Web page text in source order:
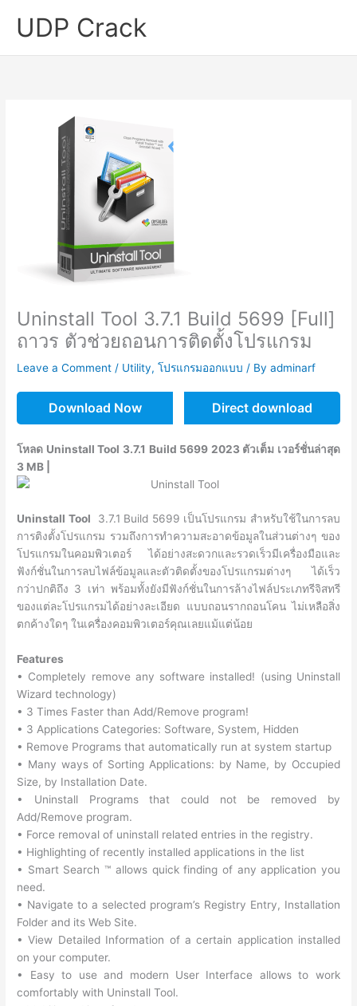
UDP Crack
Uninstall Tool 3.7.1 Build 5699 [Full]
ถาวร ตัวช่วยถอนการติดตั้งโปรแกรม
Leave a Comment / Utility,โปรแกรมออกแบบ / Byadminarf
Download Now Direct download
โหลด Uninstall Tool 3.7.1 Build 5699 2023 ตัวเต็ม เวอร์ชั่นล่าสุด
3 MB |
Uninstall Tool 3.7.1 Build 5699 เป็นโปรแกรม สำหรับใช้ในการลบ
การติงตั้งโปรแกรม รวมถึงการทำความสะอาดข้อมูลในส่วนต่างๆ ของ
โปรแกรมในคอมพิวเตอร์ ได้อย่างสะดวกและรวดเร็วมีเครื่องมือและ
ฟังก์ชั่นในการลบไฟล์ข้อมูลและตัวติดตั้งของโปรแกรมต่างๆ ได้เร็ว
กว่าปกติถึง 3 เท่า พร้อมทั้งยังมีฟังก์ชั่นในการล้างไฟล์ประเภทรีจิสทรี
ของแต่ละโปรแกรมได้อย่างละเอียด แบบถอนรากถอนโคน ไม่เหลือสิ่ง
ตกค้างใดๆ ในเครื่องคอมพิวเตอร์คุณเลยแม้แต่น้อย
Features
• Completely remove any software installed! (using Uninstall
Wizard technology)
• 3 Times Faster than Add/Remove program!
• 3 Applications Categories: Software, System, Hidden
• Remove Programs that automatically run at system startup
• Many ways of Sorting Applications: by Name, by Occupied
Size, by Installation Date.
• Uninstall Programs that could not be removed by
Add/Remove program.
• Force removal of uninstall related entries in the registry.
• Highlighting of recently installed applications in the list
• Smart Search ™ allows quick finding of any application you
need.
• Navigate to a selected program’s Registry Entry, Installation
Folder and its Web Site.
• View Detailed Information of a certain application installed
on your computer.
• Easy to use and modern User Interface allows to work
comfortably with Uninstall Tool.